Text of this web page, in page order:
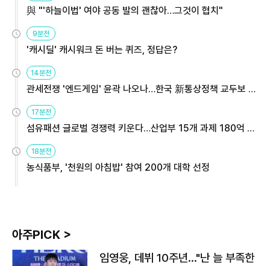
與 "'하늘이법' 여야 공동 발의 괜찮아…그것이 협치"
9분전
'캐시딜' 캐시워크 돈 버는 퀴즈, 정답은?
14분전
관세전쟁 '엔드게임' 윤곽 나오나…한국 新통상정책 교두보 활
17분전
섬유패션 글로벌 경쟁력 키운다…산업부 15개 과제 180억 지
18분전
농식품부, '천원의 아침밥' 참여 200개 대학 선정
아주PICK >
임영웅, 데뷔 10주년…"난 늘 부족한